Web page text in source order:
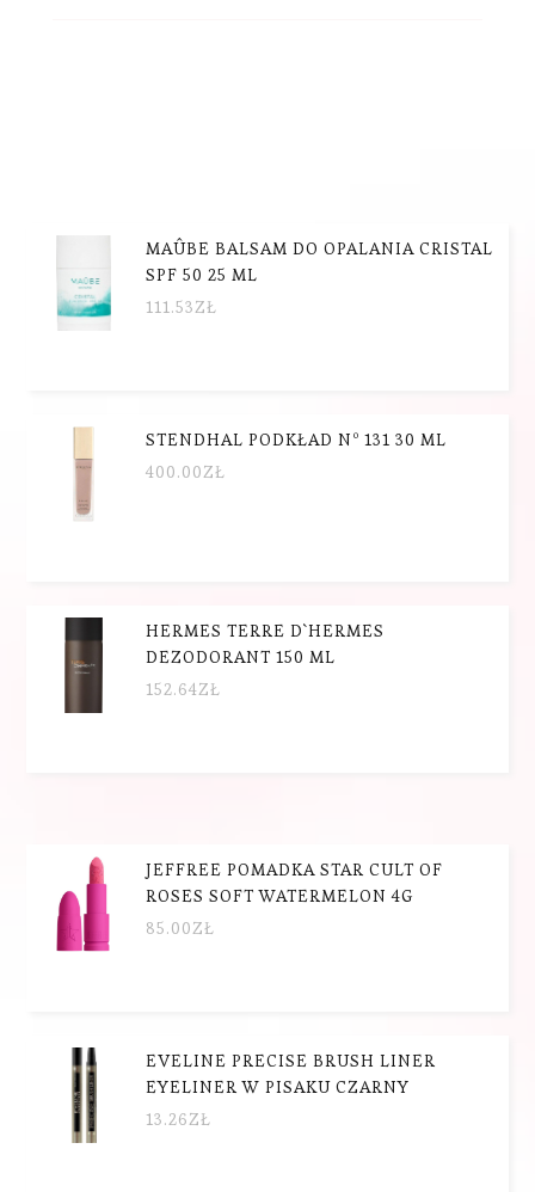
MAÛBE BALSAM DO OPALANIA CRISTAL
SPF 50 25 ML
111.53ZŁ
STENDHAL PODKŁAD Nº 131 30 ML
400.00ZŁ
HERMES TERRE D`HERMES
DEZODORANT 150 ML
152.64ZŁ
JEFFREE POMADKA STAR CULT OF
ROSES SOFT WATERMELON 4G
85.00ZŁ
EVELINE PRECISE BRUSH LINER
EYELINER W PISAKU CZARNY
13.26ZŁ